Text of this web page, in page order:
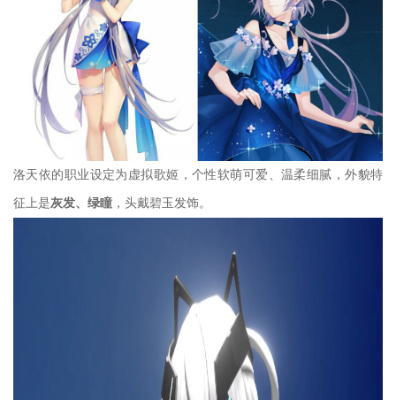
洛天依的职业设定为虚拟歌姬，个性软萌可爱、温柔细腻，外貌特
征上是灰发、绿瞳 ，头戴碧玉发饰。